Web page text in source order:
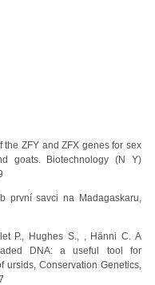
ZFY and ZFX genes for sex
goats. Biotechnology (N Y)
první savci na Madagaskaru,
P., Hughes S., , Hänni C. A
DNA: a useful tool for
ursids, Conservation Genetics,